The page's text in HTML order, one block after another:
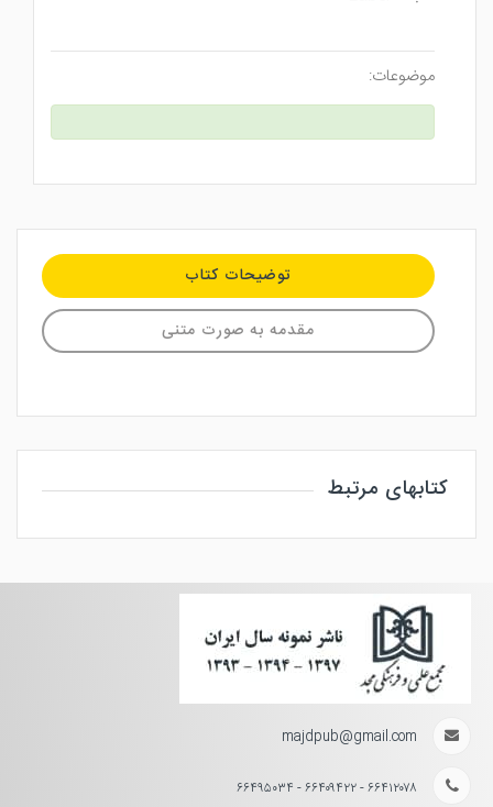
موضوعات:
توضیحات کتاب
مقدمه به صورت متنی
کتابهای مرتبط
majdpub@gmail.com
۶۶۴۱۲۰۷۸ - ۶۶۴۰۹۴۲۲ - ۶۶۴۹۵۰۳۴